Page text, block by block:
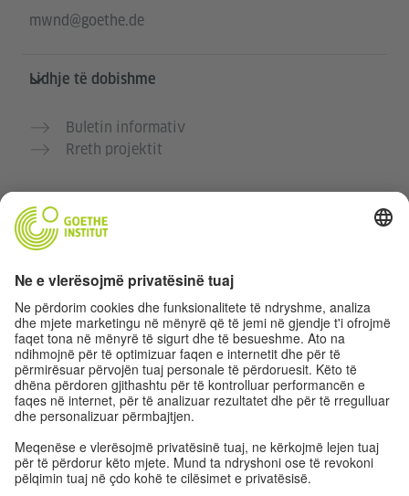
mwnd@goethe.de
Lidhje të dobishme
Buletin informativ
Rreth projektit
Faqe të tjera interneti
Komuniteti “Gjermanisht për ty”
Ushtro gjermanisht falas
Kurse gjermanisht të Goethe-Institutit
Portali për mësuesit „Deutschstunde“
Privatësia dhe Qasja pa pengesa
Rregullimet e sferës private